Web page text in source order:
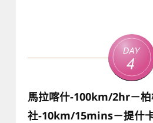
Day
4
馬拉喀什-100km/2hr－柏
社-10km/15mins－提什